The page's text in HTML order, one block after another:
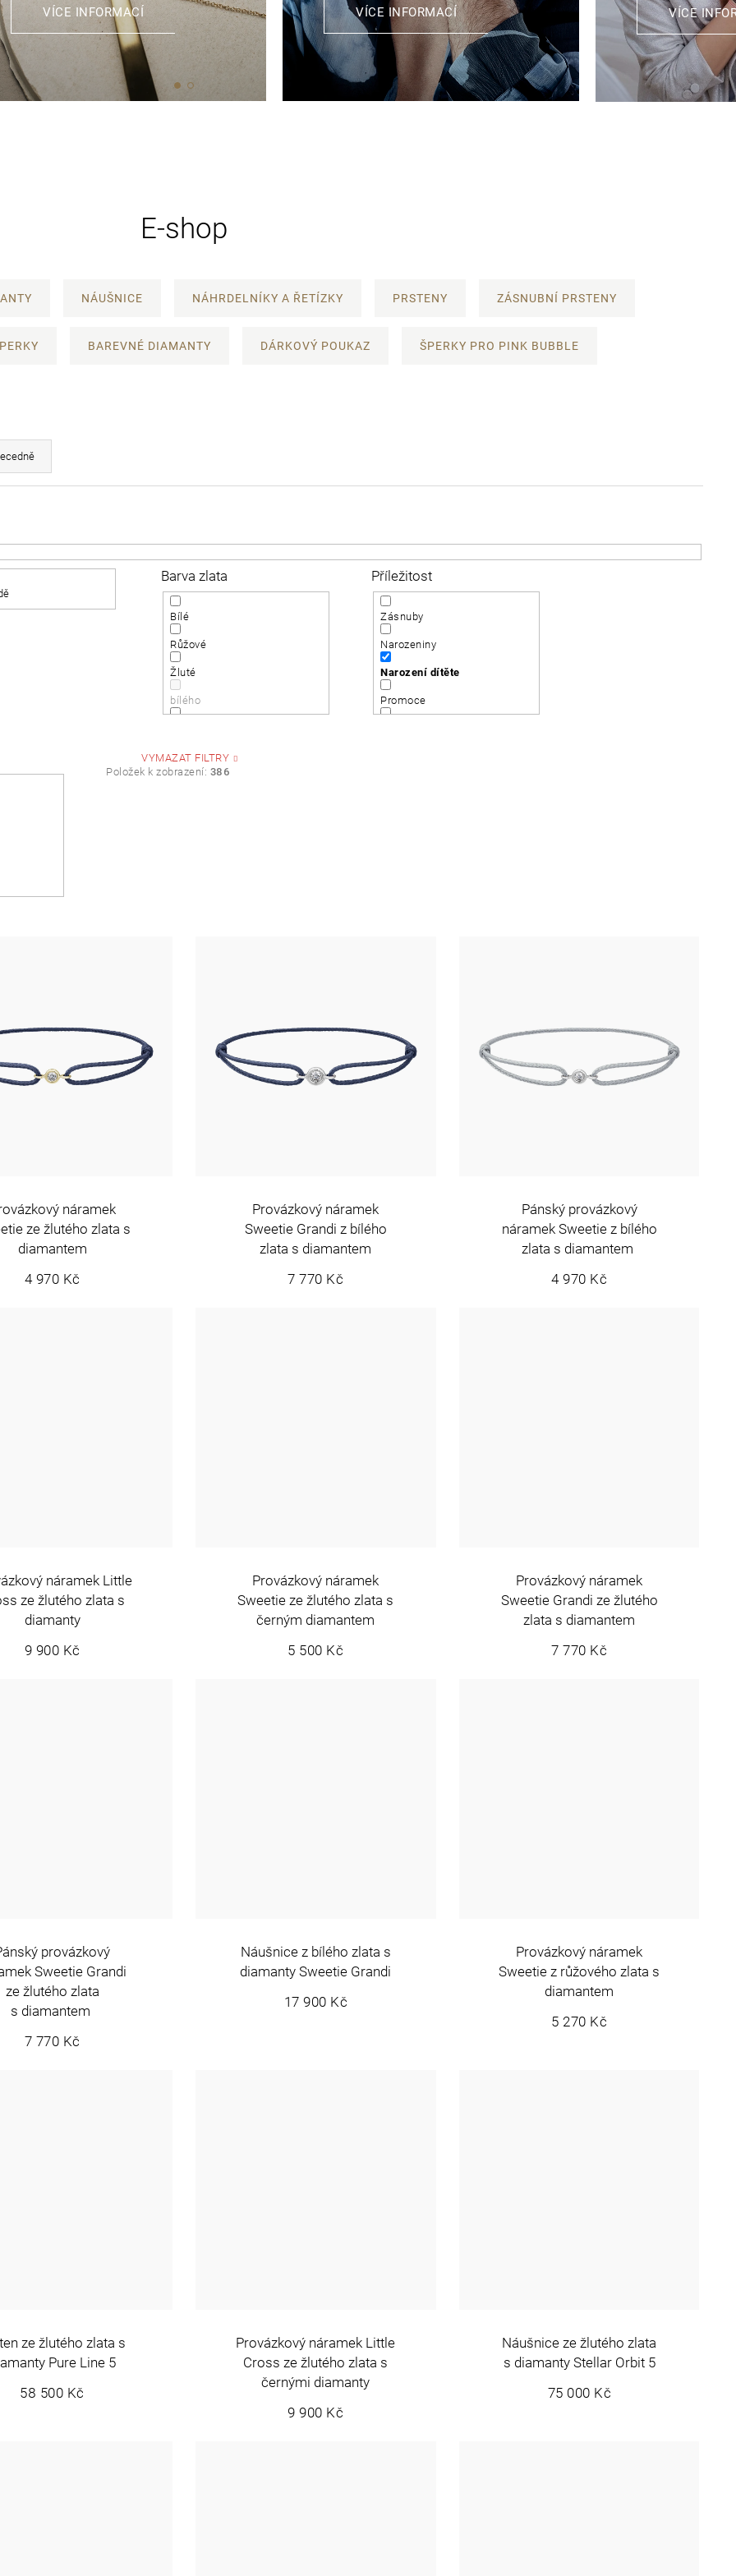
VÍCE INFORMACÍ VÍCE INFORMACÍ VÍCE
E-shop
NÁUŠNICE NÁHRDELNÍKY A ŘETÍZKY PRSTENY ZÁSNUBNÍ PRSTENY
BAREVNÉ DIAMANTY DÁRKOVÝ POUKAZ ŠPERKY PRO PINK BUBBLE
Barva zlata
Bílé
Růžové
Žluté
bílého
Bílé, žluté, růžové
Příležitost
Zásnuby
Narozeniny
Narození dítěte
Promoce
VYMAZAT FILTRY
Položek k zobrazení: 386
náramek
ze žlutého zlata s
diamantem
4 970 Kč
Provázkový náramek
Sweetie Grandi z bílého
zlata s diamantem
7 770 Kč
Pánský provázkový
náramek Sweetie z bílého
zlata s diamantem
4 970 Kč
náramek Little
ze žlutého zlata s
diamanty
9 900 Kč
Provázkový náramek
Sweetie ze žlutého zlata s
černým diamantem
5 500 Kč
Provázkový náramek
Sweetie Grandi ze žlutého
zlata s diamantem
7 770 Kč
provázkový
Sweetie Grandi
ze žlutého zlata
s diamantem
7 770 Kč
Náušnice z bílého zlata s
diamanty Sweetie Grandi
17 900 Kč
Provázkový náramek
Sweetie z růžového zlata s
diamantem
5 270 Kč
ze žlutého zlata s
Pure Line 5
58 500 Kč
Provázkový náramek Little
Cross ze žlutého zlata s
černými diamanty
9 900 Kč
Náušnice ze žlutého zlata
s diamanty Stellar Orbit 5
75 000 Kč